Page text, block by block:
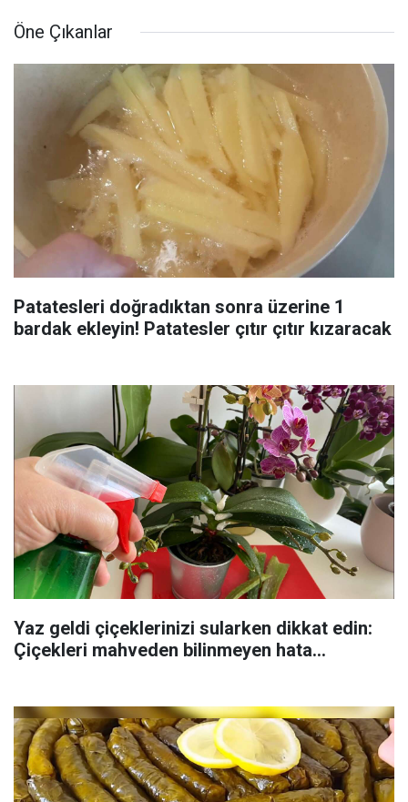
Öne Çıkanlar
Patatesleri doğradıktan sonra üzerine 1
bardak ekleyin! Patatesler çıtır çıtır kızaracak
Yaz geldi çiçeklerinizi sularken dikkat edin:
Çiçekleri mahveden bilinmeyen hata...